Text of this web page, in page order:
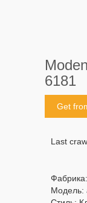
6181
Get
Last
Модель: